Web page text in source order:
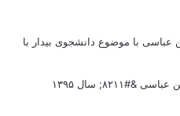
با موضوع دانشجوی بیدار با
سال ۱۳۹۵